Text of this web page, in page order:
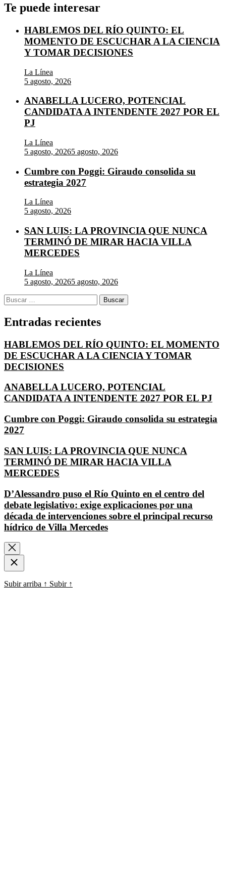
Te puede interesar
HABLEMOS DEL RÍO QUINTO: EL
MOMENTO DE ESCUCHAR A LA CIENCIA
Y TOMAR DECISIONES
La Línea
5 agosto, 2026
ANABELLA LUCERO, POTENCIAL
CANDIDATA A INTENDENTE 2027 POR EL
PJ
La Línea
5 agosto, 20265 agosto, 2026
Cumbre con Poggi: Giraudo consolida su
estrategia 2027
La Línea
5 agosto, 2026
SAN LUIS: LA PROVINCIA QUE NUNCA
TERMINÓ DE MIRAR HACIA VILLA
MERCEDES
La Línea
5 agosto, 20265 agosto, 2026
Buscar:
Entradas recientes
HABLEMOS DEL RÍO QUINTO: EL MOMENTO
DE ESCUCHAR A LA CIENCIA Y TOMAR
DECISIONES
ANABELLA LUCERO, POTENCIAL
CANDIDATA A INTENDENTE 2027 POR EL PJ
Cumbre con Poggi: Giraudo consolida su estrategia
2027
SAN LUIS: LA PROVINCIA QUE NUNCA
TERMINÓ DE MIRAR HACIA VILLA
MERCEDES
D’Alessandro puso el Río Quinto en el centro del
debate legislativo: exige explicaciones por una
década de intervenciones sobre el principal recurso
hídrico de Villa Mercedes
Subir arriba ↑ Subir ↑